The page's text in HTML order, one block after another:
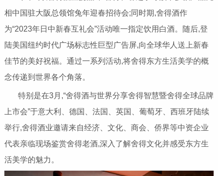
相中国驻大阪总领馆兔年迎春招待会;同时期,舍得酒作
为“2023年日中新春互礼会”活动唯一指定饮用白酒。随后,登
陆美国纽约时代广场标志性巨型广告屏,向全球华人送上新春
佳节的美好祝福。通过一系列活动,将舍得东方生活美学的概
念传递到世界各个角落。
特别是在3月,“舍得酒与世界分享舍得智慧暨舍得全球品牌
上市会”于意大利、德国、法国、英国、葡萄牙、西班牙陆续
举行,舍得酒业邀请来自经济、文化、商会、侨界等中资企业
代表亲临现场鉴赏舍得老酒,深入了解舍得文化并感受东方生
活美学的魅力。